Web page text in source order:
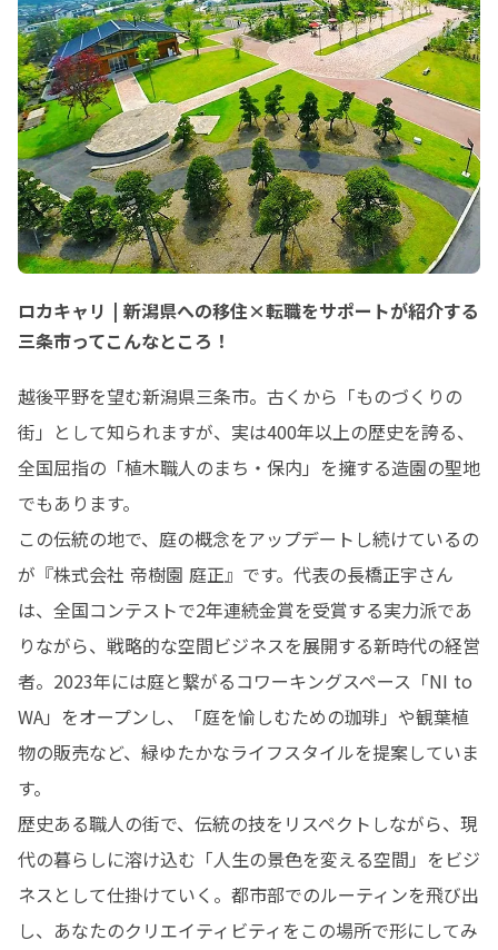
ロカキャリ | 新潟県への移住×転職をサポートが紹介する
三条市ってこんなところ！
越後平野を望む新潟県三条市。古くから「ものづくりの
街」として知られますが、実は400年以上の歴史を誇る、
全国屈指の「植木職人のまち・保内」を擁する造園の聖地
でもあります。
この伝統の地で、庭の概念をアップデートし続けているの
が『株式会社 帝樹園 庭正』です。代表の長橋正宇さん
は、全国コンテストで2年連続金賞を受賞する実力派であ
りながら、戦略的な空間ビジネスを展開する新時代の経営
者。2023年には庭と繋がるコワーキングスペース「NI to
WA」をオープンし、「庭を愉しむための珈琲」や観葉植
物の販売など、緑ゆたかなライフスタイルを提案していま
す。
歴史ある職人の街で、伝統の技をリスペクトしながら、現
代の暮らしに溶け込む「人生の景色を変える空間」をビジ
ネスとして仕掛けていく。都市部でのルーティンを飛び出
し、あなたのクリエイティビティをこの場所で形にしてみ